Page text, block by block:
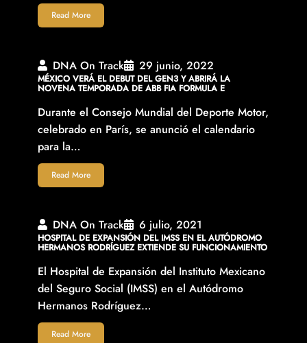
Read More
DNA On Track 29 junio, 2022
MÉXICO VERÁ EL DEBUT DEL GEN3 Y ABRIRÁ LA
NOVENA TEMPORADA DE ABB FIA FORMULA E
Durante el Consejo Mundial del Deporte Motor,
celebrado en París, se anunció el calendario
para la…
Read More
DNA On Track 6 julio, 2021
HOSPITAL DE EXPANSIÓN DEL IMSS EN EL AUTÓDROMO
HERMANOS RODRÍGUEZ EXTIENDE SU FUNCIONAMIENTO
El Hospital de Expansión del Instituto Mexicano
del Seguro Social (IMSS) en el Autódromo
Hermanos Rodríguez…
Read More